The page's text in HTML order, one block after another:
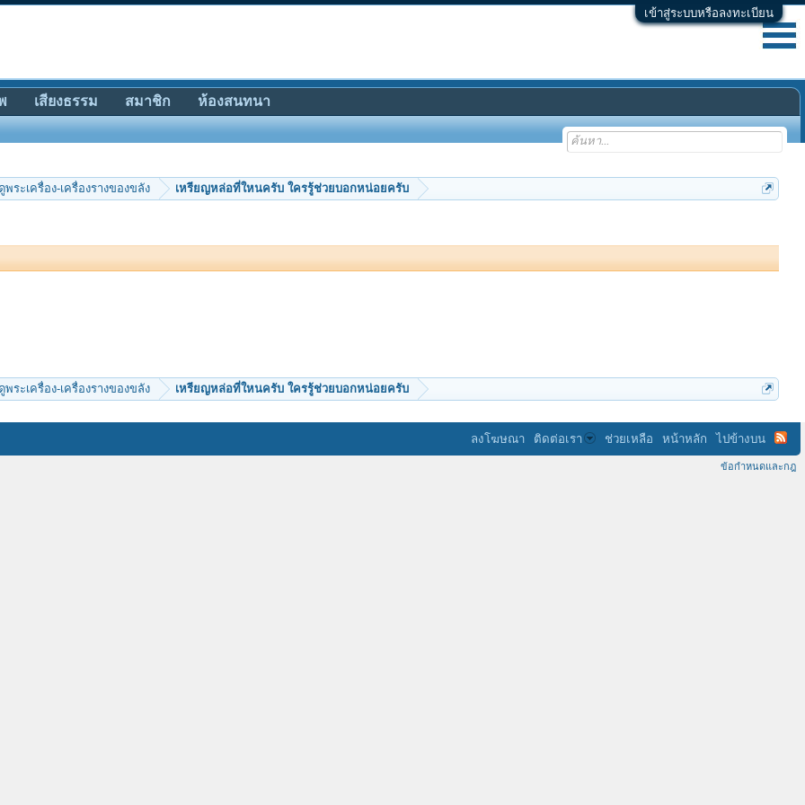
เข้าสู่ระบบหรือลงทะเบียน
พระเครื่อง-เครื่องรางของขลัง เหรียญหล่อที่ใหนครับ ใครรู้ช่วยบอกหน่อยครับ
พระเครื่อง-เครื่องรางของขลัง เหรียญหล่อที่ใหนครับ ใครรู้ช่วยบอกหน่อยครับ
เสียงธรรม สมาชิก ห้องสนทนา
ลงโฆษณา ติดต่อเรา ช่วยเหลือ หน้าหลัก ไปข้างบน
ข้อกำหนดและกฎ